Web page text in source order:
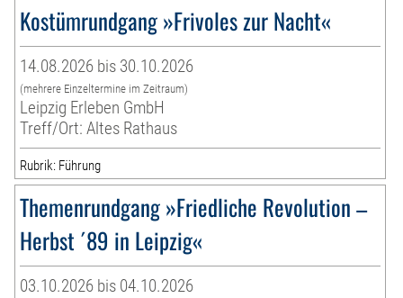
Kostümrundgang »Frivoles zur Nacht«
14.08.2026 bis 30.10.2026
(mehrere Einzeltermine im Zeitraum)
Leipzig Erleben GmbH
Treff/Ort: Altes Rathaus
Rubrik: Führung
Themenrundgang »Friedliche Revolution –
Herbst ´89 in Leipzig«
03.10.2026 bis 04.10.2026